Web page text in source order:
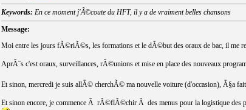
Keywords: En ce moment j'Ã©coute du HFT, il y a de vraiment belles chansons
Message:
Moi entre les jours fÃ©riÃ©s, les formations et le dÃ©but des oraux de bac, il me
AprÃ¨s c'est oraux, surveillances, rÃ©unions et mise en place des nouveaux
Et sinon, mercredi je suis allÃ© cherchÃ© ma nouvelle voiture (d'occasion), Ã§a
Et sinon encore, je commence Ã rÃ©flÃ©chir Ã des menus pour la logistique des